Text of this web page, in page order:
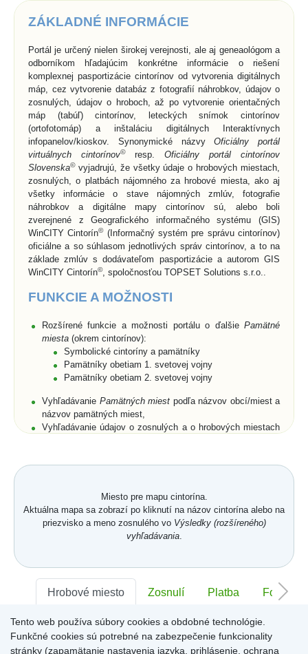
ZÁKLADNÉ INFORMÁCIE
Portál je určený nielen širokej verejnosti, ale aj geneaológom a
odborníkom hľadajúcim konkrétne informácie o riešení
komplexnej pasportizácie cintorínov od vytvorenia digitálnych
máp, cez vytvorenie databáz z fotografií náhrobkov, údajov o
zosnulých, údajov o hroboch, až po vytvorenie orientačných
máp (tabúľ) cintorínov, leteckých snímok cintorínov
(ortofotomáp) a inštaláciu digitálnych Interaktívnych
infopanelov/kioskov. Synonymické názvyOficiálny portál
virtuálnych cintorínov©resp. Oficiálny portál cintorínov
Slovenska©vyjadrujú, že všetky údaje o hrobových miestach,
zosnulých, o platbách nájomného za hrobové miesta, ako aj
všetky informácie o stave nájomných zmlúv, fotografie
náhrobkov a digitálne mapy cintorínov sú, alebo boli
zverejnené z Geografického informačného systému (GIS)
WinCITY Cintorín©(Informačný systém pre správu cintorínov)
oficiálne a so súhlasom jednotlivých správ cintorínov, a to na
základe zmlúv s dodávateľom pasportizácie a autorom GIS
WinCITY Cintorín©, spoločnosťou TOPSET Solutions s.r.o..
FUNKCIE A MOŽNOSTI
Rozšírené funkcie a možnosti portálu o ďalšie Pamätné
miesta (okrem cintorínov):
Symbolické cintoríny a pamätníky
Pamätníky obetiam 1. svetovej vojny
Pamätníky obetiam 2. svetovej vojny
Vyhľadávanie Pamätných miest podľa názvov obcí/miest a
názvov pamätných miest,
Vyhľadávanie údajov o zosnulých a o hrobových miestach
Rozšírené vyhľadávanie zosnulých aj podľa dátumu
buď na cintorínoch konkrétnej obce/mesta, alebo na
všetkých cintorínoch obcí/miest umiestnených na portáli,
Zobrazenie zoznamov zosnulých na vyhľadaných
symbolických cintorínoch a/alebo pamätníkoch s
Prehľadné usporiadanie databázových záznamov cintorína
Karte hrobového miesta
Karta
hrobového miestaje členená na jednotlivé záložky -
Kronika,
ZáložkaHrobové miesto obsahuje položky: číslo hrobového
miesta, dĺžka, šírka, plocha a hĺbka hrobového miesta,
Miesto pre mapu cintorína.
Aktuálna mapa sa zobrazí po kliknutí na názov cintorína alebo na
priezvisko a meno zosnulého vo Výsledky (rozšíreného)
vyhľadávania.
Hrobové miesto Zosnulí Platba Foto
Sektor:- Rad:- Číslo:-
Tento web používa súbory cookies a obdobné technológie.
Funkčné cookies sú potrebné na zabezpečenie funkcionality
stránky (zapamätanie nastavenia jazyka, prihlásenie, ochrana